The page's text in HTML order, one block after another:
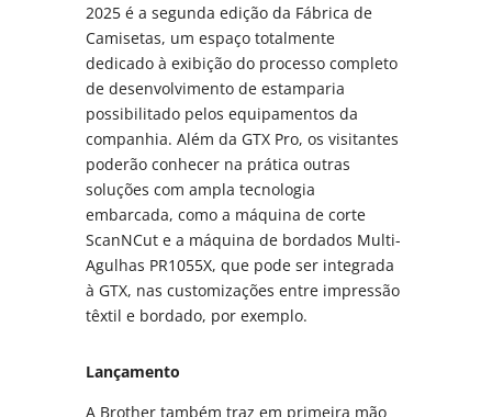
2025 é a segunda edição da Fábrica de
Camisetas, um espaço totalmente
dedicado à exibição do processo completo
de desenvolvimento de estamparia
possibilitado pelos equipamentos da
companhia. Além da GTX Pro, os visitantes
poderão conhecer na prática outras
soluções com ampla tecnologia
embarcada, como a máquina de corte
ScanNCut e a máquina de bordados Multi-
Agulhas PR1055X, que pode ser integrada
à GTX, nas customizações entre impressão
têxtil e bordado, por exemplo.
Lançamento
A Brother também traz em primeira mão